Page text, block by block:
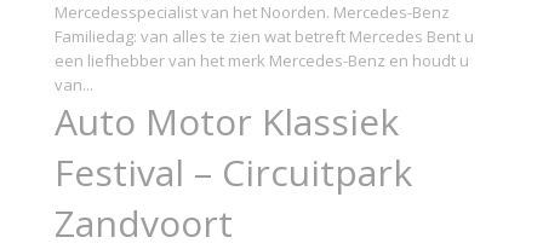
Mercedesspecialist van het Noorden. Mercedes-Benz
Familiedag: van alles te zien wat betreft Mercedes Bent u
een liefhebber van het merk Mercedes-Benz en houdt u
van...
Auto Motor Klassiek
Festival – Circuitpark
Zandvoort